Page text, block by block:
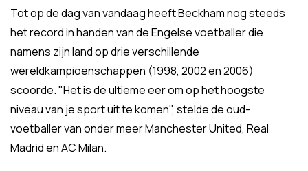
Tot op de dag van vandaag heeft Beckham nog steeds
het record in handen van de Engelse voetballer die
namens zijn land op drie verschillende
wereldkampioenschappen (1998, 2002 en 2006)
scoorde. "Het is de ultieme eer om op het hoogste
niveau van je sport uit te komen", stelde de oud-
voetballer van onder meer Manchester United, Real
Madrid en AC Milan.